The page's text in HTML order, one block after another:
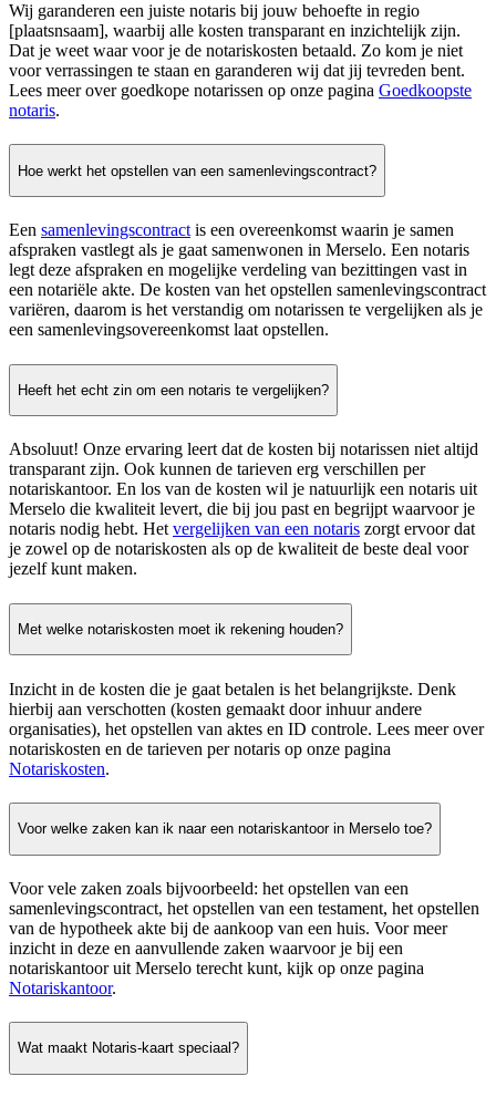
Wij garanderen een juiste notaris bij jouw behoefte in regio
[plaatsnsaam], waarbij alle kosten transparant en inzichtelijk zijn.
Dat je weet waar voor je de notariskosten betaald. Zo kom je niet
voor verrassingen te staan en garanderen wij dat jij tevreden bent.
Lees meer over goedkope notarissen op onze pagina Goedkoopste
notaris.
Hoe werkt het opstellen van een samenlevingscontract?
Een samenlevingscontract is een overeenkomst waarin je samen
afspraken vastlegt als je gaat samenwonen in Merselo. Een notaris
legt deze afspraken en mogelijke verdeling van bezittingen vast in
een notariële akte. De kosten van het opstellen samenlevingscontract
variëren, daarom is het verstandig om notarissen te vergelijken als je
een samenlevingsovereenkomst laat opstellen.
Heeft het echt zin om een notaris te vergelijken?
Absoluut! Onze ervaring leert dat de kosten bij notarissen niet altijd
transparant zijn. Ook kunnen de tarieven erg verschillen per
notariskantoor. En los van de kosten wil je natuurlijk een notaris uit
Merselo die kwaliteit levert, die bij jou past en begrijpt waarvoor je
notaris nodig hebt. Hetvergelijken van een notaris zorgt ervoor dat
je zowel op de notariskosten als op de kwaliteit de beste deal voor
jezelf kunt maken.
Met welke notariskosten moet ik rekening houden?
Inzicht in de kosten die je gaat betalen is het belangrijkste. Denk
hierbij aan verschotten (kosten gemaakt door inhuur andere
organisaties), het opstellen van aktes en ID controle. Lees meer over
notariskosten en de tarieven per notaris op onze pagina
Notariskosten.
Voor welke zaken kan ik naar een notariskantoor in Merselo toe?
Voor vele zaken zoals bijvoorbeeld: het opstellen van een
samenlevingscontract, het opstellen van een testament, het opstellen
van de hypotheek akte bij de aankoop van een huis. Voor meer
inzicht in deze en aanvullende zaken waarvoor je bij een
notariskantoor uit Merselo terecht kunt, kijk op onze pagina
Notariskantoor.
Wat maakt Notaris-kaart speciaal?